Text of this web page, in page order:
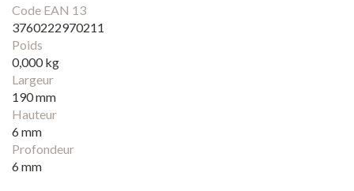
Code EAN 13
3760222970211
Poids
0,000 kg
Largeur
190 mm
Hauteur
6 mm
Profondeur
6 mm